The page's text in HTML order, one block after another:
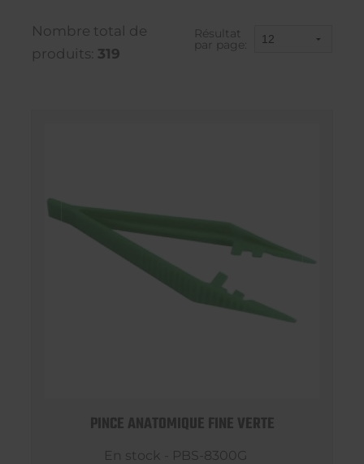
Nombre total de
produits: 319
Résultat
par page:
PINCE ANATOMIQUE FINE VERTE
En stock - PBS-8300G